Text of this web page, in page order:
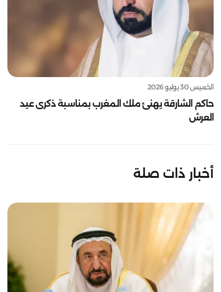
الخميس 30 يوليو 2026
حاكم الشارقة يهنئ ملك المغرب بمناسبة ذكرى عيد
العرش
أخبار ذات صلة